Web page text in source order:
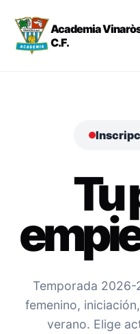
Academia
C.F.
Tu
Temporada
femenino,
verano. Elige